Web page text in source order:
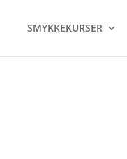
SMYKKEKURSER